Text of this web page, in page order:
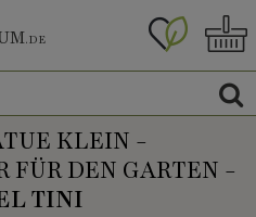
.DE
KLEIN -
FÜR DEN GARTEN -
TINI